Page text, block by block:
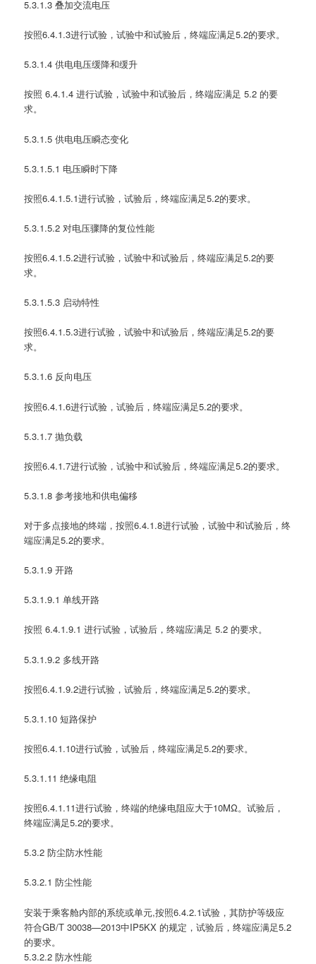
5.3.1.3 叠加交流电压
按照6.4.1.3进行试验，试验中和试验后，终端应满足5.2的要求。
5.3.1.4 供电电压缓降和缓升
按照 6.4.1.4 进行试验，试验中和试验后，终端应满足 5.2 的要
求。
5.3.1.5 供电电压瞬态变化
5.3.1.5.1 电压瞬时下降
按照6.4.1.5.1进行试验，试验后，终端应满足5.2的要求。
5.3.1.5.2 对电压骤降的复位性能
按照6.4.1.5.2进行试验，试验中和试验后，终端应满足5.2的要
求。
5.3.1.5.3 启动特性
按照6.4.1.5.3进行试验，试验中和试验后，终端应满足5.2的要
求。
5.3.1.6 反向电压
按照6.4.1.6进行试验，试验后，终端应满足5.2的要求。
5.3.1.7 抛负载
按照6.4.1.7进行试验，试验中和试验后，终端应满足5.2的要求。
5.3.1.8 参考接地和供电偏移
对于多点接地的终端，按照6.4.1.8进行试验，试验中和试验后，终
端应满足5.2的要求。
5.3.1.9 开路
5.3.1.9.1 单线开路
按照 6.4.1.9.1 进行试验，试验后，终端应满足 5.2 的要求。
5.3.1.9.2 多线开路
按照6.4.1.9.2进行试验，试验后，终端应满足5.2的要求。
5.3.1.10 短路保护
按照6.4.1.10进行试验，试验后，终端应满足5.2的要求。
5.3.1.11 绝缘电阻
按照6.4.1.11进行试验，终端的绝缘电阻应大于10MΩ。试验后，
终端应满足5.2的要求。
5.3.2 防尘防水性能
5.3.2.1 防尘性能
安装于乘客舱内部的系统或单元,按照6.4.2.1试验，其防护等级应
符合GB/T 30038—2013中IP5KX 的规定，试验后，终端应满足5.2
的要求。
5.3.2.2 防水性能